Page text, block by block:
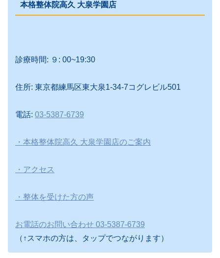
本格整体院高久 大泉学園店
診療時間: ９: 00~19:30
住所: 東京都練馬区東大泉1-34-7コグレビル501
電話: 03-5387-6739
・本格整体院高久 大泉学園店のご案内
・アクセス
・整体を受けた方の声
お電話のお問い合わせ 03-5387-6739
（↑スマホの方は、タップでつながります）